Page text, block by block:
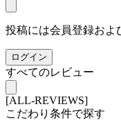
投稿には会員登録およ
ログイン
すべてのレビュー
[ALL-REVIEWS]
こだわり条件で探す